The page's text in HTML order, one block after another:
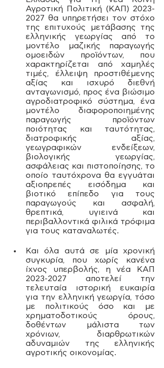
Αγροτική Πολιτική (ΚΑΠ) 2023-
2027 θα υπηρετήσει τον στόχο
της επιτυχούς μετάβασης της
ελληνικής γεωργίας από το
μοντέλο μαζικής παραγωγής
ομοειδών προϊόντων, που
χαρακτηρίζεται από χαμηλές
τιμές, έλλειψη προστιθέμενης
αξίας και ισχυρό διεθνή
ανταγωνισμό, προς ένα βιώσιμο
αγροδιατροφικό σύστημα, ένα
μοντέλο διαφοροποιημένης
παραγωγής προϊόντων
ποιότητας και ταυτότητας,
διατροφικής αξίας,
γεωγραφικών ενδείξεων,
βιολογικής γεωργίας,
ασφάλειας και πιστοποίησης, το
οποίο ταυτόχρονα θα εγγυάται
αξιοπρεπές εισόδημα και
βιοτικό επίπεδο για τους
παραγωγούς και ασφαλή,
θρεπτικά, υγιεινά και
περιβαλλοντικά φιλικά τρόφιμα
για τους καταναλωτές.
Και όλα αυτά σε μία χρονική
συγκυρία, που χωρίς κανένα
ίχνος υπερβολής, η νέα ΚΑΠ
2023-2027 αποτελεί την
τελευταία ιστορική ευκαιρία
για την ελληνική γεωργία, τόσο
με πολιτικούς όσο και με
χρηματοδοτικούς όρους,
δοθέντων μάλιστα των
χρόνιων, διαρθρωτικών
αδυναμιών της ελληνικής
αγροτικής οικονομίας.